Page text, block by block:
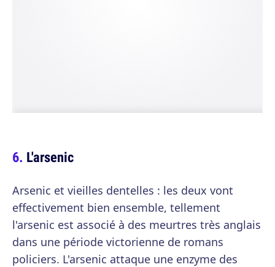
L'arsenic
Arsenic et vieilles dentelles : les deux vont
effectivement bien ensemble, tellement
l'arsenic est associé à des meurtres très anglais
dans une période victorienne de romans
policiers. L'arsenic attaque une enzyme des